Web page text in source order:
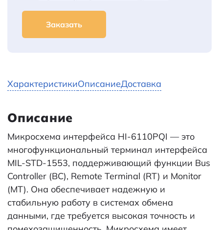
Заказать
ХарактеристикиОписаниеДоставка
Описание
Микросхема интерфейса HI-6110PQI — это
многофункциональный терминал интерфейса
MIL-STD-1553, поддерживающий функции Bus
Controller (BC), Remote Terminal (RT) и Monitor
(MT). Она обеспечивает надежную и
стабильную работу в системах обмена
данными, где требуется высокая точность и